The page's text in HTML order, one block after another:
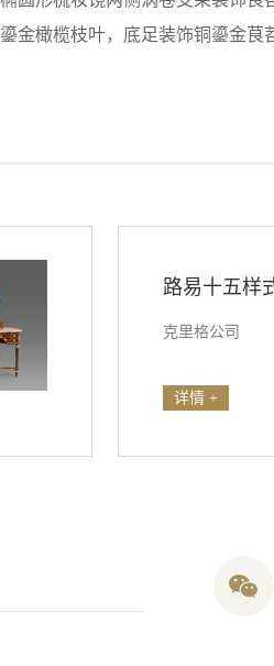
金橄榄枝叶，底足装饰铜鎏金茛
克里格公司
详情 +